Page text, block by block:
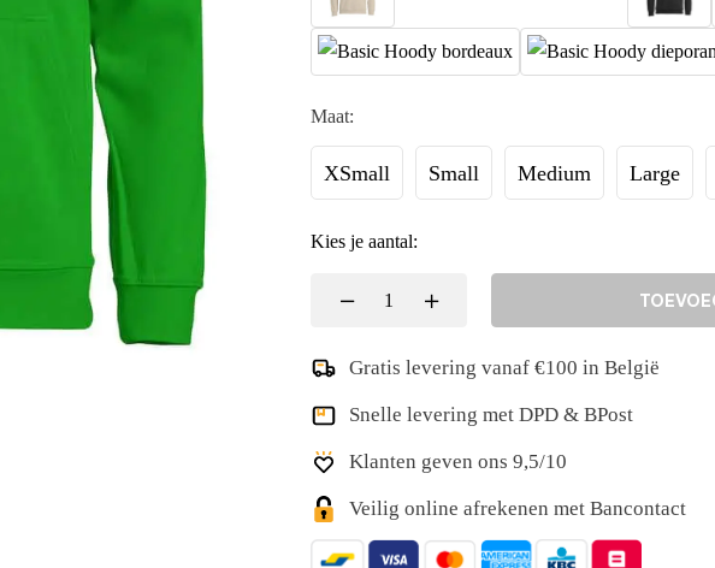
Maat:
XSmall Small Medium Large
Kies je aantal:
Gratis levering vanaf €100 in België
Snelle levering met DPD & BPost
Klanten geven ons 9,5/10
Veilig online afrekenen met Bancontact